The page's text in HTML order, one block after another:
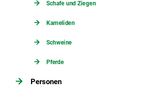
Schafe und Ziegen
Kameliden
Schweine
Pferde
Personen